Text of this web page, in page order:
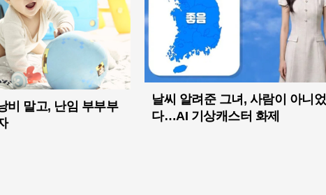
비 말고, 난임 부부부
날씨 알려준 그녀, 사람이 아니었
다…AI 기상캐스터 화제